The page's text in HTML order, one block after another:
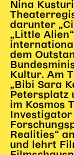
Vorstellungen
Festivals
Wild &
Gastspiele
Extras
Available for
Archiv
Macht Wahn
Nina
darunter
„Little
dem
Kultur. Am
„Bibi Sara
Petersplatz
im Kosmos
Realities“
und lehrt